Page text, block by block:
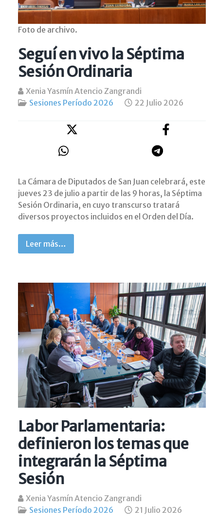
Foto de archivo.
Seguí en vivo la Séptima
Sesión Ordinaria
Xenia Yasmín Atencio Zangrandi
Sesiones Período 2026
22 Julio 2026
La Cámara de Diputados de San Juan celebrará, este
jueves 23 de julio a partir de las 9 horas, la Séptima
Sesión Ordinaria, en cuyo transcurso tratará
diversos proyectos incluidos en el Orden del Día.
Leer más…
Labor Parlamentaria:
definieron los temas que
integrarán la Séptima
Sesión
Xenia Yasmín Atencio Zangrandi
Sesiones Período 2026
21 Julio 2026